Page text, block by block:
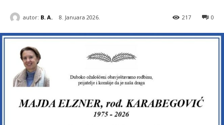
autor: B. A. 8. Januara 2026. 0
217